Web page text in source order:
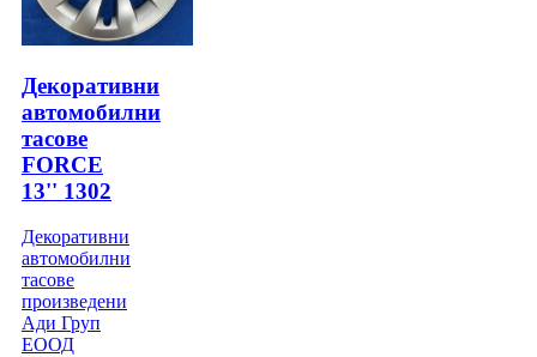
Декоративни
автомобилни
тасове
FORCE
13'' 1302
Декоративни
автомобилни
тасове
произведени
Ади Груп
ЕООД